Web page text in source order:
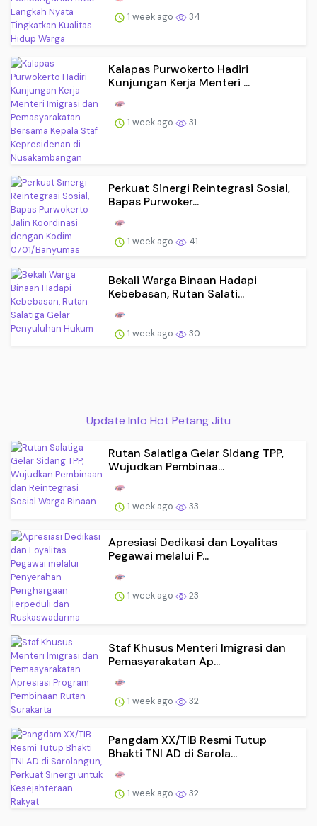
1 week ago 34
Kalapas Purwokerto Hadiri
Kunjungan Kerja Menteri ...
1 week ago 31
Perkuat Sinergi Reintegrasi Sosial,
Bapas Purwoker...
1 week ago 41
Bekali Warga Binaan Hadapi
Kebebasan, Rutan Salati...
1 week ago 30
Update Info Hot Petang Jitu
Rutan Salatiga Gelar Sidang TPP,
Wujudkan Pembinaa...
1 week ago 33
Apresiasi Dedikasi dan Loyalitas
Pegawai melalui P...
1 week ago 23
Staf Khusus Menteri Imigrasi dan
Pemasyarakatan Ap...
1 week ago 32
Pangdam XX/TIB Resmi Tutup
Bhakti TNI AD di Sarola...
1 week ago 32